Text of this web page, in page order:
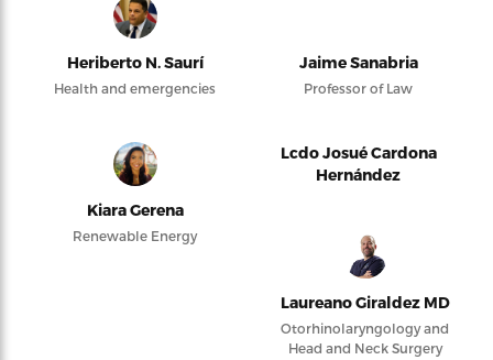
Heriberto N. Saurí
Health and emergencies
Jaime Sanabria
Professor of Law
Kiara Gerena
Renewable Energy
Lcdo Josué Cardona
Hernández
Laureano Giraldez MD
Otorhinolaryngology and
Head and Neck Surgery